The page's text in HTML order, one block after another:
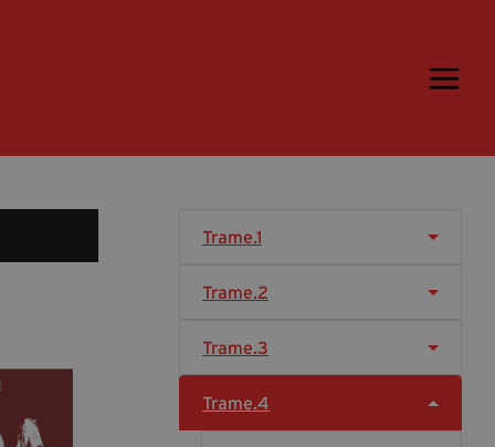
Ospiti
Media & Press
Cartella Stampa
Trame.1
Trame.2
Trame.3
Trame.4